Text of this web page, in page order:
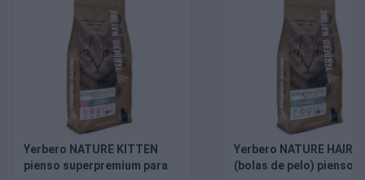
Yerbero NATURE KITTEN
pienso superpremium para
Yerbero NATURE
(bolas de pelo) pienso